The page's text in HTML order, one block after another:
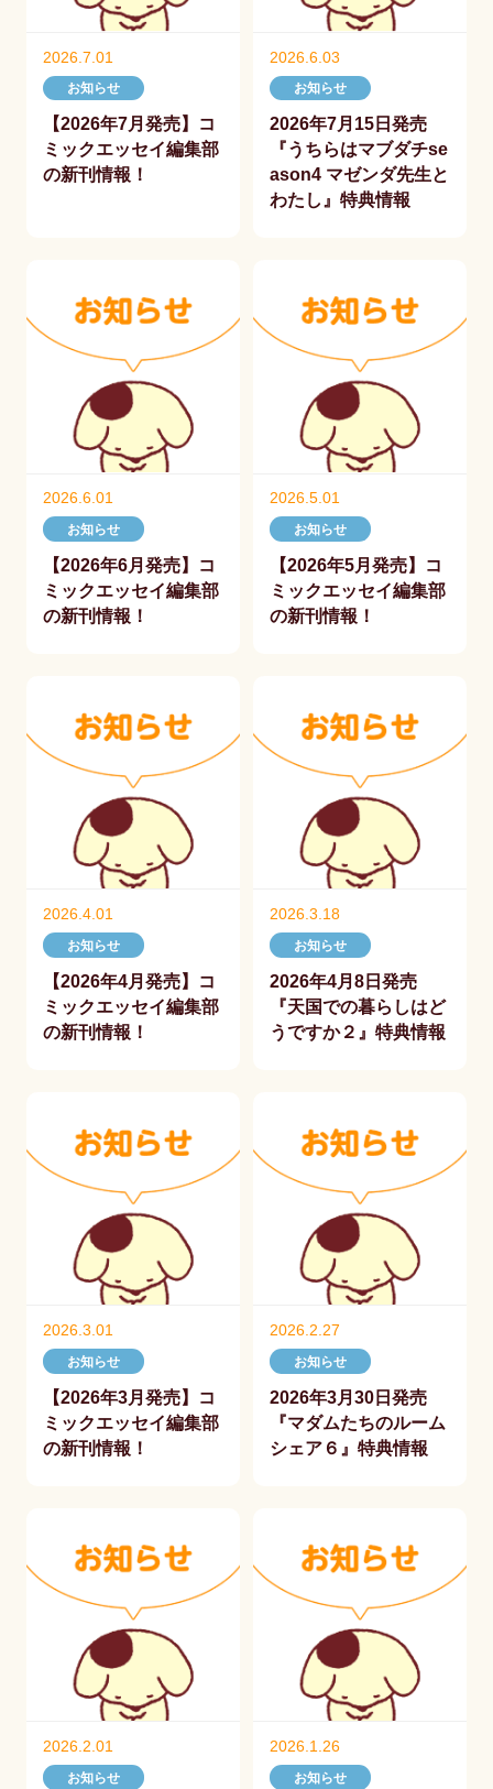
2026.7.01
お知らせ
【2026年7月発売】コ
ミックエッセイ編集部
の新刊情報！
2026.6.03
お知らせ
2026年7月15日発売
『うちらはマブダチse
ason4 マゼンダ先生と
わたし』特典情報
2026.6.01
お知らせ
【2026年6月発売】コ
ミックエッセイ編集部
の新刊情報！
2026.5.01
お知らせ
【2026年5月発売】コ
ミックエッセイ編集部
の新刊情報！
2026.4.01
お知らせ
【2026年4月発売】コ
ミックエッセイ編集部
の新刊情報！
2026.3.18
お知らせ
2026年4月8日発売
『天国での暮らしはど
うですか２』特典情報
2026.3.01
お知らせ
【2026年3月発売】コ
ミックエッセイ編集部
の新刊情報！
2026.2.27
お知らせ
2026年3月30日発売
『マダムたちのルーム
シェア６』特典情報
2026.2.01
お知らせ
2026.1.26
お知らせ